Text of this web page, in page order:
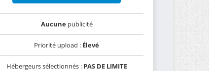
Aucunepublicité
Priorité upload : Élevé
Hébergeurs sélectionnés : PAS DE LIMITE